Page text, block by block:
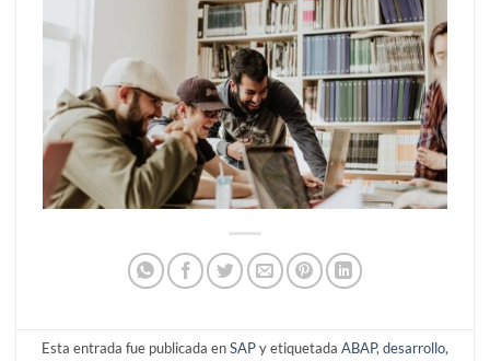
Esta entrada fue publicada enSAPy etiquetada ABAP,desarrollo,